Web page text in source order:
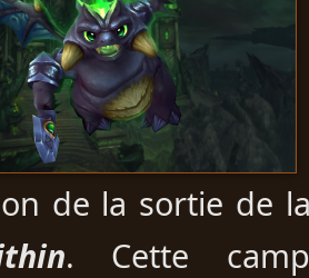
de la sortie de
. Cette